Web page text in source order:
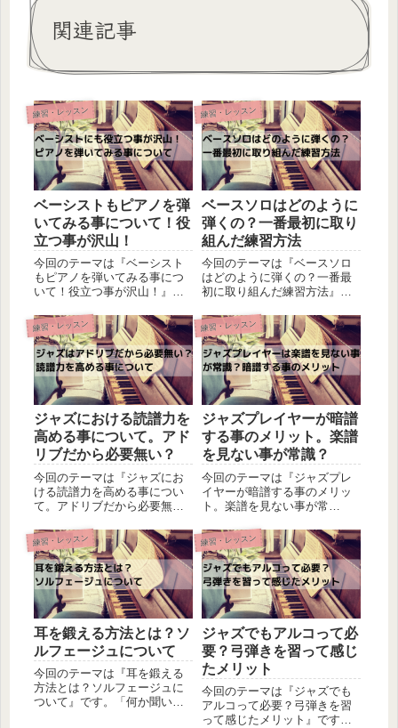
関連記事
練習・レッスン
ベーシストもピアノを弾
いてみる事について！役
立つ事が沢山！
今回のテーマは『ベーシスト
もピアノを弾いてみる事につ
いて！役立つ事が沢山！』で
なので、他楽器でセッション
に参加した事はありません。
家での練習においてピアノを
鳴らす事はありますが、ジャ
ズをしっかりと弾きこなすと
いうレ...
練習・レッスン
ベースソロはどのように
弾くの？一番最初に取り
組んだ練習方法
今回のテーマは『ベースソロ
はどのように弾くの？一番最
初に取り組んだ練習方法』で
を演奏します。ウォーキング
に関しては何となく理解は出
来ているし演奏も出来るけ
ど、ソロは何から始めたら良
いのか分からない…。そんな
方に向け...
練習・レッスン
ジャズにおける読譜力を
高める事について。アド
リブだから必要無い？
今回のテーマは『ジャズにお
ける読譜力を高める事につい
て。アドリブだから必要無
ンにおいては譜面を見ないで
演奏する事が理想とされてい
ます。実際に上手い人は全然
譜面を見ていないですよね。
しかし「譜面を見ない＝読め
なくても...
練習・レッスン
ジャズプレイヤーが暗譜
する事のメリット。楽譜
を見ない事が常識？
今回のテーマは『ジャズプレ
イヤーが暗譜する事のメリッ
ト。楽譜を見ない事が常
に顔を出すと、暗譜でスラス
ラ曲を弾いている方を見かけ
ます。これに関しては特に何
も感じる事は無く、「色んな
曲を覚えていてすごいな～」
位にしか思...
練習・レッスン
耳を鍛える方法とは？ソ
ルフェージュについて
今回のテーマは『耳を鍛える
方法とは？ソルフェージュに
ついて』です。「何か聞いた
練習・レッスン
ジャズでもアルコって必
要？弓弾きを習って感じ
たメリット
今回のテーマは『ジャズでも
アルコって必要？弓弾きを習
って感じたメリット』です。